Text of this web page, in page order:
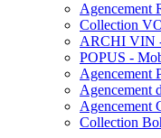
Agencement
Collection
ARCHI VIN
POPUS -
Agencement
Agencement
Agencement
Collection